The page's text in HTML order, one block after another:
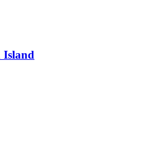
Island